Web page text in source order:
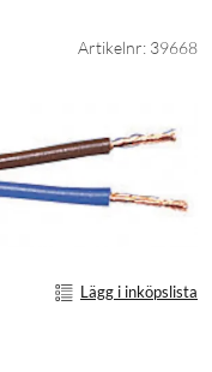
Artikelnr: 39668
Lägg i inköpslista